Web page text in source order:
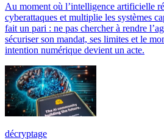
Au moment où l’intelligence artificielle
cyberattaques et multiplie les systèmes
fait un pari : ne pas chercher à rendre
sécuriser son mandat, ses limites et le
intention numérique devient un acte.
décryptage